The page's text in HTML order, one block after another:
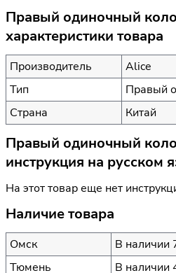
Правый одиночный
характеристики товара
Производитель
Alice
Тип
Правый
Страна
Китай
Правый одиночный
инструкция на русском
На этот товар еще нет
Наличие товара
Омск
В наличии
Тюмень
В наличии